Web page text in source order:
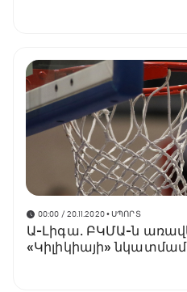
00:00 / 20.11.2020• ՍՊՈՐՏ
Ա-Լիգա․ ԲԿՄԱ-ն
«Կիլիկիայի»